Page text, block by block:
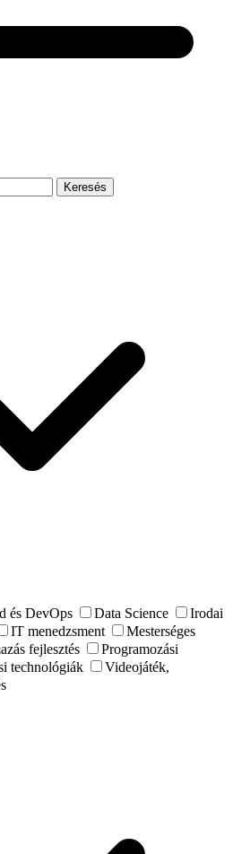
Keresés
és DevOps Data Science
Irodai
IT menedzsment
Mesterséges
fejlesztés
Programozási
technológiák
Videojáték,